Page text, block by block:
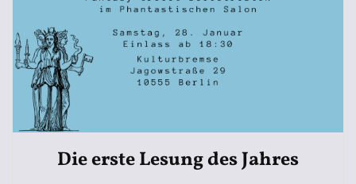
Die erste Lesung des Jahres